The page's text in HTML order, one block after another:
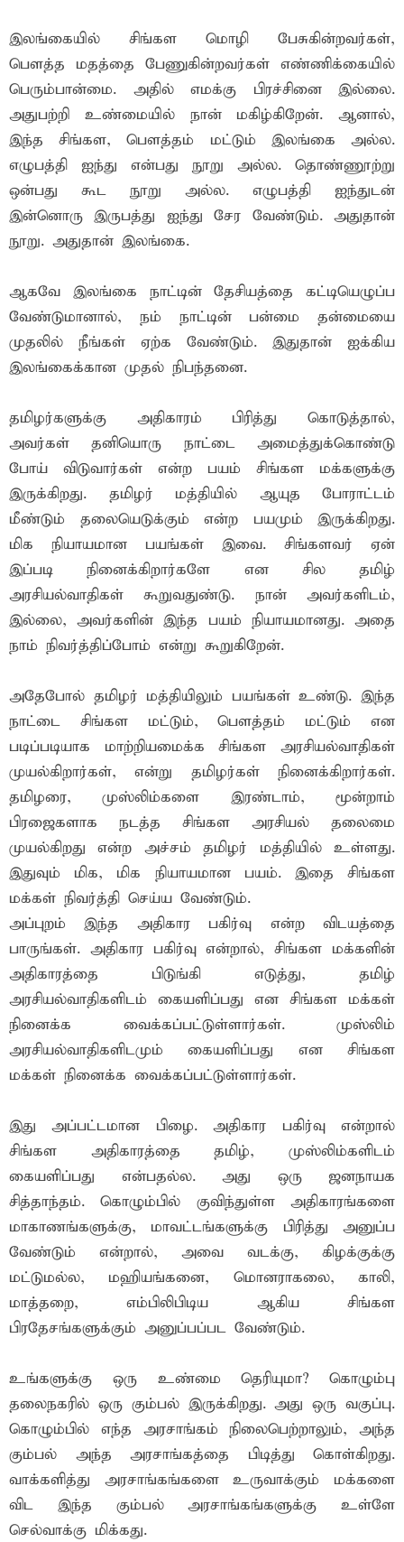
இலங்கையில் சிங்கள மொழி பேசுகின்றவர்கள்,
பெளத்த மதத்தை பேணுகின்றவர்கள் எண்ணிக்கையில்
பெரும்பான்மை. அதில் எமக்கு பிரச்சினை இல்லை.
அதுபற்றி உண்மையில் நான் மகிழ்கிறேன். ஆனால்,
இந்த சிங்கள, பெளத்தம் மட்டும் இலங்கை அல்ல.
எழுபத்தி ஐந்து என்பது நூறு அல்ல. தொண்ணூற்று
ஒன்பது கூட நூறு அல்ல. எழுபத்தி ஐந்துடன்
இன்னொரு இருபத்து ஐந்து சேர வேண்டும். அதுதான்
நூறு. அதுதான் இலங்கை.
ஆகவே இலங்கை நாட்டின் தேசியத்தை கட்டியெழுப்ப
வேண்டுமானால், நம் நாட்டின் பன்மை தன்மையை
முதலில் நீங்கள் ஏற்க வேண்டும். இதுதான் ஐக்கிய
இலங்கைக்கான முதல் நிபந்தனை.
தமிழர்களுக்கு அதிகாரம் பிரித்து கொடுத்தால்,
அவர்கள் தனியொரு நாட்டை அமைத்துக்கொண்டு
போய் விடுவார்கள் என்ற பயம் சிங்கள மக்களுக்கு
இருக்கிறது. தமிழர் மத்தியில் ஆயுத போராட்டம்
மீண்டும் தலையெடுக்கும் என்ற பயமும் இருக்கிறது.
மிக நியாயமான பயங்கள் இவை. சிங்களவர் ஏன்
இப்படி நினைக்கிறார்களே என சில தமிழ்
அரசியல்வாதிகள் கூறுவதுண்டு. நான் அவர்களிடம்,
இல்லை, அவர்களின் இந்த பயம் நியாயமானது. அதை
நாம் நிவர்த்திப்போம் என்று கூறுகிறேன்.
அதேபோல் தமிழர் மத்தியிலும் பயங்கள் உண்டு. இந்த
நாட்டை சிங்கள மட்டும், பெளத்தம் மட்டும் என
படிப்படியாக மாற்றியமைக்க சிங்கள அரசியல்வாதிகள்
முயல்கிறார்கள், என்று தமிழர்கள் நினைக்கிறார்கள்.
தமிழரை, முஸ்லிம்களை இரண்டாம், மூன்றாம்
பிரஜைகளாக நடத்த சிங்கள அரசியல் தலைமை
முயல்கிறது என்ற அச்சம் தமிழர் மத்தியில் உள்ளது.
இதுவும் மிக, மிக நியாயமான பயம். இதை சிங்கள
மக்கள் நிவர்த்தி செய்ய வேண்டும்.
அப்புறம் இந்த அதிகார பகிர்வு என்ற விடயத்தை
பாருங்கள். அதிகார பகிர்வு என்றால், சிங்கள மக்களின்
அதிகாரத்தை பிடுங்கி எடுத்து, தமிழ்
அரசியல்வாதிகளிடம் கையளிப்பது என சிங்கள மக்கள்
நினைக்க வைக்கப்பட்டுள்ளார்கள். முஸ்லிம்
அரசியல்வாதிகளிடமும் கையளிப்பது என சிங்கள
மக்கள் நினைக்க வைக்கப்பட்டுள்ளார்கள்.
இது அப்பட்டமான பிழை. அதிகார பகிர்வு என்றால்
சிங்கள அதிகாரத்தை தமிழ், முஸ்லிம்களிடம்
கையளிப்பது என்பதல்ல. அது ஒரு ஜனநாயக
சித்தாந்தம். கொழும்பில் குவிந்துள்ள அதிகாரங்களை
மாகாணங்களுக்கு, மாவட்டங்களுக்கு பிரித்து அனுப்ப
வேண்டும் என்றால், அவை வடக்கு, கிழக்குக்கு
மட்டுமல்ல, மஹியங்கனை, மொனராகலை, காலி,
மாத்தறை, எம்பிலிபிடிய ஆகிய சிங்கள
பிரதேசங்களுக்கும் அனுப்பப்பட வேண்டும்.
உங்களுக்கு ஒரு உண்மை தெரியுமா? கொழும்பு
தலைநகரில் ஒரு கும்பல் இருக்கிறது. அது ஒரு வகுப்பு.
கொழும்பில் எந்த அரசாங்கம் நிலைபெற்றாலும், அந்த
கும்பல் அந்த அரசாங்கத்தை பிடித்து கொள்கிறது.
வாக்களித்து அரசாங்கங்களை உருவாக்கும் மக்களை
விட இந்த கும்பல் அரசாங்கங்களுக்கு உள்ளே
செல்வாக்கு மிக்கது.